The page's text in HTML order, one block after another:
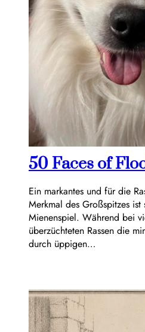
50 Faces of
Ein markantes und für die
Merkmal des Großspitzes ist
Mienenspiel. Während bei
überzüchteten Rassen die
durch üppigen…